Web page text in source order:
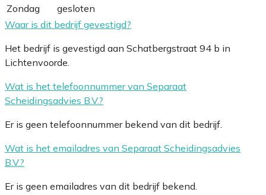
Zondag
gesloten
Waar is dit bedrijf gevestigd?
Het bedrijf is gevestigd aan Schatbergstraat 94 b in
Lichtenvoorde.
Wat is het telefoonnummer van Separaat
Scheidingsadvies B.V.?
Er is geen telefoonnummer bekend van dit bedrijf.
Wat is het emailadres van Separaat Scheidingsadvies
B.V.?
Er is geen emailadres van dit bedrijf bekend.